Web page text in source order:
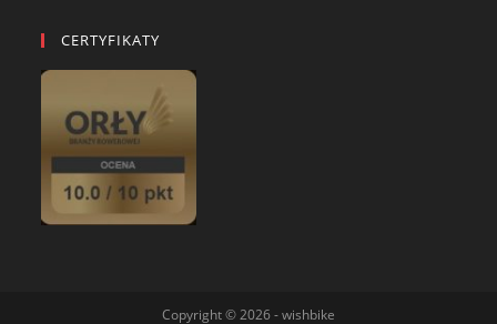
CERTYFIKATY
Copyright © 2026 - wishbike